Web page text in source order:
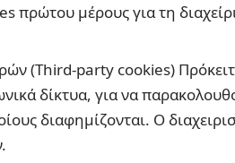
πρώτου μέρους για τη
(Third-party cookies)
δίκτυα, για να
διαφημίζονται. Ο